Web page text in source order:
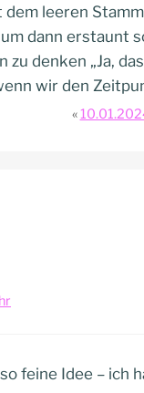
leeren
dann erstaunt
zu denken „Ja,
wir den
feine Idee –